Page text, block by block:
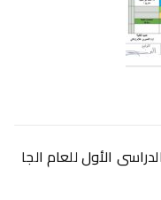
الأول للعام الجا